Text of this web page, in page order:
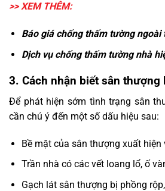
>> XEM THÊM:
Báo giá chống thấm tường ngoài
Dịch vụ chống thấm tường nhà
3. Cách nhận biết sân thượng
Để phát hiện sớm tình trạng sân
cần chú ý đến một số dấu hiệu sau:
Bề mặt của sân thượng xuất hiện
Trần nhà có các vết loang lổ, ố
Gạch lát sân thượng bị phồng